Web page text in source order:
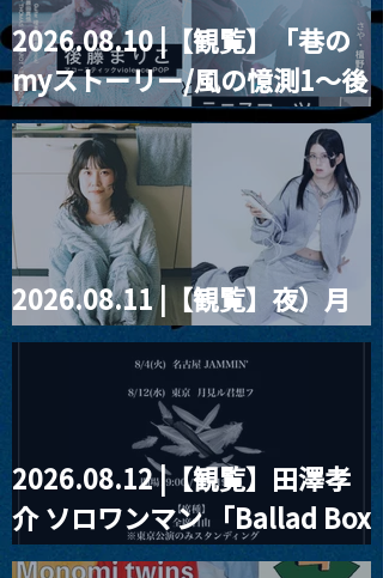
2026.08.10 |【観覧】「巷の
myストーリー/風の憶測1～後
藤まりこアコースティック
violence POPとテニスコー
ツ」
2026.08.11 |【観覧】夜）月
見ル君想フpre. Sugar Shock
2026.08.12 |【観覧】田澤孝
介 ソロワンマン 「Ballad Box
2026」